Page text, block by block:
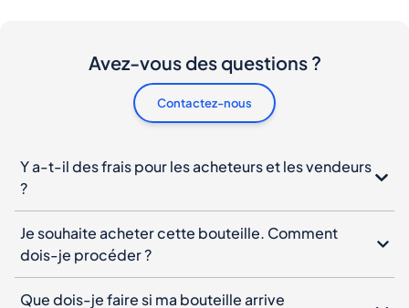
Y a-t-il des frais pour les acheteurs et les vendeurs
Je souhaite acheter cette bouteille. Comment
Que dois-je faire si ma bouteille arrive
endommagée ?
Puis-je annuler ma commande ?
Quand dois-je payer ?